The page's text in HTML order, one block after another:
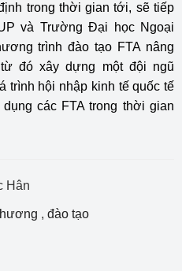
trong thời gian tới, sẽ tiếp
và Trường Đại học Ngoại
trình đào tạo FTA nâng
đó xây dựng một đội ngũ
trình hội nhập kinh tế quốc tế
các FTA trong thời gian
Hân
, đào tạo